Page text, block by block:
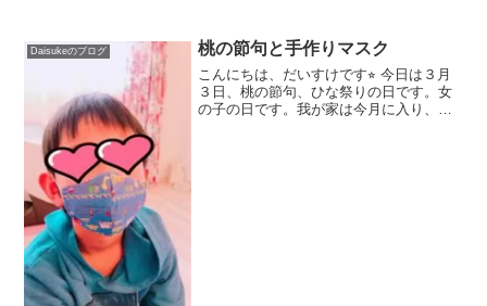
シャと、浮世絵の葛飾北...
Daisukeのブログ 桃の節句と手作りマスク
こんにちは、だいすけです⭐︎ 今日は３月
３日、桃の節句、ひな祭りの日です。女
の子の日です。我が家は今月に入り、３